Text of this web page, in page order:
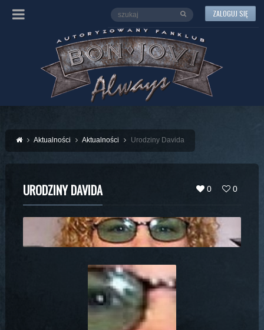
ZALOGUJ SIĘ
Aktualności Aktualności Urodziny Davida
0 0
URODZINY DAVIDA